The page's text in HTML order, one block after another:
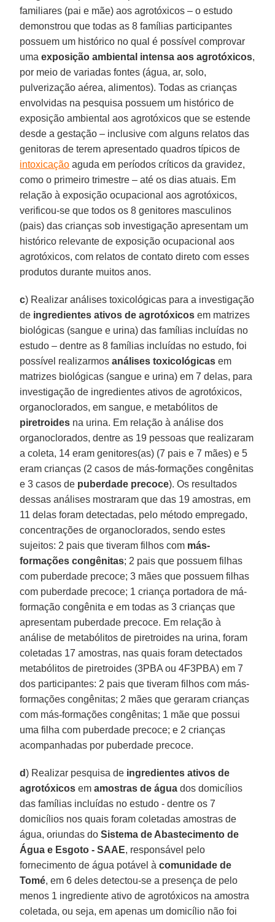
familiares (pai e mãe) aos agrotóxicos – o estudo
demonstrou que todas as 8 famílias participantes
possuem um histórico no qual é possível comprovar
umaexposição ambiental intensa aos agrotóxicos,
por meio de variadas fontes (água, ar, solo,
pulverização aérea, alimentos). Todas as crianças
envolvidas na pesquisa possuem um histórico de
exposição ambiental aos agrotóxicos que se estende
desde a gestação – inclusive com alguns relatos das
genitoras de terem apresentado quadros típicos de
intoxicação aguda em períodos críticos da gravidez,
como o primeiro trimestre – até os dias atuais. Em
relação à exposição ocupacional aos agrotóxicos,
verificou-se que todos os 8 genitores masculinos
(pais) das crianças sob investigação apresentam um
histórico relevante de exposição ocupacional aos
agrotóxicos, com relatos de contato direto com esses
produtos durante muitos anos.
c) Realizar análises toxicológicas para a investigação
de ingredientes ativos de agrotóxicos em matrizes
biológicas (sangue e urina) das famílias incluídas no
estudo – dentre as 8 famílias incluídas no estudo, foi
possível realizarmosanálises toxicológicas em
matrizes biológicas (sangue e urina) em 7 delas, para
investigação de ingredientes ativos de agrotóxicos,
organoclorados, em sangue, e metabólitos de
piretroides na urina. Em relação à análise dos
organoclorados, dentre as 19 pessoas que realizaram
a coleta, 14 eram genitores(as) (7 pais e 7 mães) e 5
eram crianças (2 casos de más-formações congênitas
e 3 casos de puberdade precoce). Os resultados
dessas análises mostraram que das 19 amostras, em
11 delas foram detectadas, pelo método empregado,
concentrações de organoclorados, sendo estes
sujeitos: 2 pais que tiveram filhos com más-
formações congênitas; 2 pais que possuem filhas
com puberdade precoce; 3 mães que possuem filhas
com puberdade precoce; 1 criança portadora de má-
formação congênita e em todas as 3 crianças que
apresentam puberdade precoce. Em relação à
análise de metabólitos de piretroides na urina, foram
coletadas 17 amostras, nas quais foram detectados
metabólitos de piretroides (3PBA ou 4F3PBA) em 7
dos participantes: 2 pais que tiveram filhos com más-
formações congênitas; 2 mães que geraram crianças
com más-formações congênitas; 1 mãe que possui
uma filha com puberdade precoce; e 2 crianças
acompanhadas por puberdade precoce.
d) Realizar pesquisa de ingredientes ativos de
agrotóxicos emamostras de água dos domicílios
das famílias incluídas no estudo - dentre os 7
domicílios nos quais foram coletadas amostras de
água, oriundas do Sistema de Abastecimento de
Água e Esgoto - SAAE, responsável pelo
fornecimento de água potável àcomunidade de
Tomé, em 6 deles detectou-se a presença de pelo
menos 1 ingrediente ativo de agrotóxicos na amostra
coletada, ou seja, em apenas um domicílio não foi